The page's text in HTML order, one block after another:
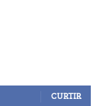
CURTIR